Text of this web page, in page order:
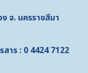
จ. นครราชสีมา
าร : 0 4424 7122